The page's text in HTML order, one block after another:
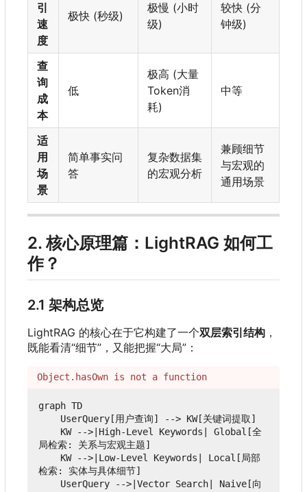
引
速
度
极快 (秒级)
极慢 (小时
级)
较快 (分
钟级)
查
询
成
本
低
极高 (大量
Token消
耗)
中等
适
用
场
景
简单事实问
答
复杂数据集
的宏观分析
兼顾细节
与宏观的
通用场景
2. 核心原理篇 ： LightRAG 如何工
作？
2.1 架构总览
LightRAG 的核心在于它构建了一个双层索引结构 ，
既能看清“细节”，又能把握“大局”：
Object.hasOwn is not a function
graph TD
局检索: 关系与宏观主题]
检索: 实体与具体细节]